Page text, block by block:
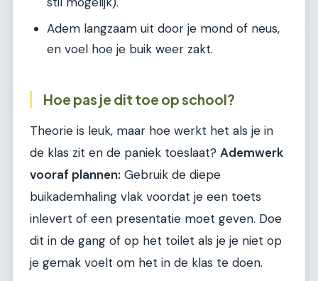
Adem langzaam uit door je mond of neus,
en voel hoe je buik weer zakt.
Hoe pas je dit toe op school?
Theorie is leuk, maar hoe werkt het als je in
de klas zit en de paniek toeslaat? Ademwerk
vooraf plannen: Gebruik de diepe
buikademhaling vlak voordat je een toets
inlevert of een presentatie moet geven. Doe
dit in de gang of op het toilet als je je niet op
je gemak voelt om het in de klas te doen.